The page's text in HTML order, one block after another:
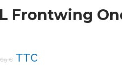
Frontwing
€ TTC